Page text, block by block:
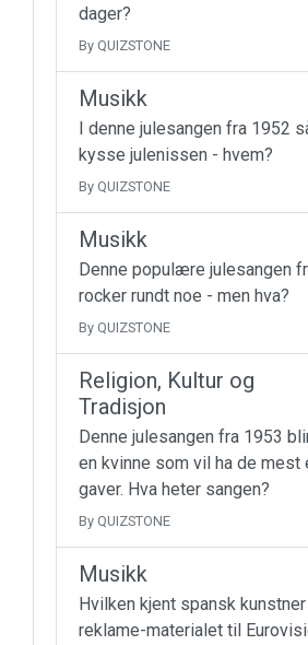
dager?
By QUIZSTONE
Musikk
I denne julesangen fra 1952
kysse julenissen - hvem?
By QUIZSTONE
Musikk
Denne populære julesangen
rocker rundt noe - men hva?
By QUIZSTONE
Religion, Kultur og
Tradisjon
Denne julesangen fra 1953
en kvinne som vil ha de mest
gaver. Hva heter sangen?
By QUIZSTONE
Musikk
Hvilken kjent spansk
reklame-materialet til